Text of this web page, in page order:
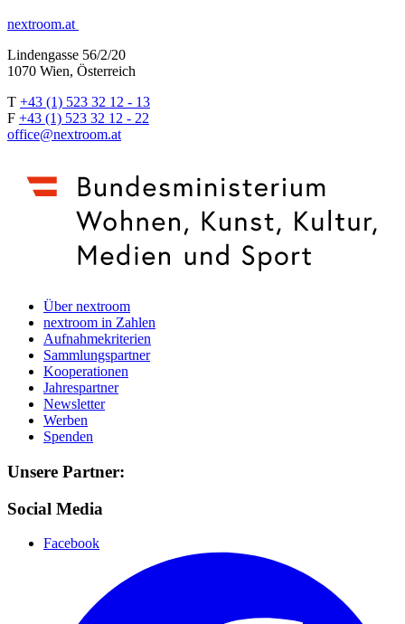
nextroom.at
Lindengasse 56/2/20
1070 Wien, Österreich
T +43 (1) 523 32 12 - 13
F +43 (1) 523 32 12 - 22
office@nextroom.at
Über nextroom
nextroom in Zahlen
Aufnahmekriterien
Sammlungspartner
Kooperationen
Jahrespartner
Newsletter
Werben
Spenden
Unsere Partner:
Social Media
Facebook